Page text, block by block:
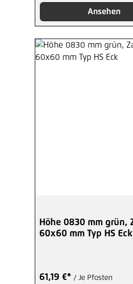
Ansehen
Höhe 0830 mm grün,
60x60 mm Typ HS Eck
61,19 €* / Je Pfosten